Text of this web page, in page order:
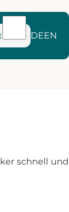
DEEN
schnell